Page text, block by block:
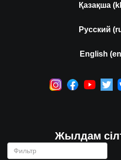
Қазақша
Русский
English
Жылдам